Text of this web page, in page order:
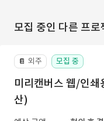
모집 중인 다른 프로
📔 외주 모집 중
미리캔버스 웹/인쇄
산)